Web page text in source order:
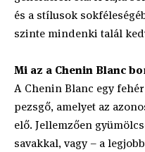
és a stílusok
szinte mindenki talál
Mi az a Chenin Blanc
A Chenin Blanc egy
pezsgő, amelyet az
elő. Jellemzően
savakkal, vagy – a